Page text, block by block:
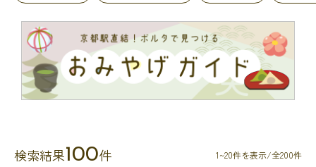
検索結果100件 1~20件を表示/全200件